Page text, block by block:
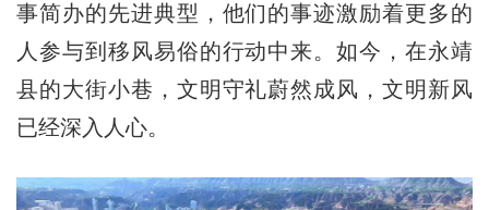
事简办的先进典型，他们的事迹激励着更多的
人参与到移风易俗的行动中来。如今，在永靖
县的大街小巷，文明守礼蔚然成风，文明新风
已经深入人心。